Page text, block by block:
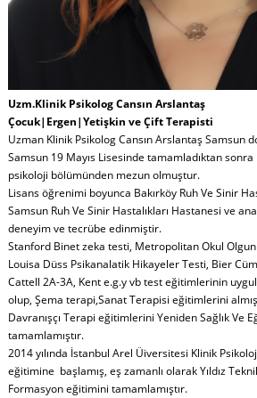
Uzm.Klinik Psikolog Cansın Arslantaş
Çocuk|Ergen|Yetişkin ve Çift Terapisti
Uzman Klinik Psikolog Cansın Arslantaş Samsun
Samsun 19 Mayıs Lisesinde tamamladıktan
psikoloji bölümünden mezun olmuştur.
Lisans öğrenimi boyunca Bakırköy Ruh Ve Sinir
Samsun Ruh Ve Sinir Hastalıkları Hastanesi ve
deneyim ve tecrübe edinmiştir.
Stanford Binet zeka testi, Metropolitan Okul
Louisa Düss Psikanalatik Hikayeler Testi, Bier
Cattell 2A-3A, Kent e.g.y vb test eğitimlerinin
olup, Şema terapi,Sanat Terapisi eğitimlerini
Davranışçı Terapi eğitimlerini Yeniden Sağlık Ve
tamamlamıştır.
2014 yılında İstanbul Arel Üiversitesi Klinik
eğitimine başlamış, eş zamanlı olarak Yıldız
Formasyon eğitimini tamamlamıştır.